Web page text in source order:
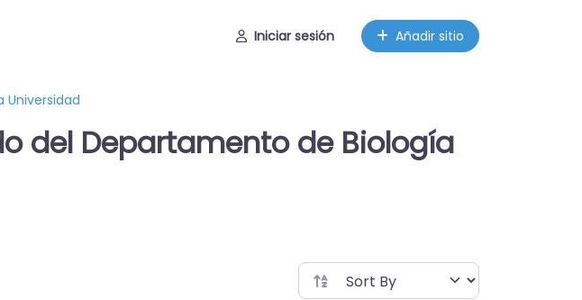
Iniciar sesión Añadir sitio
Universidad
del Departamento de Biología